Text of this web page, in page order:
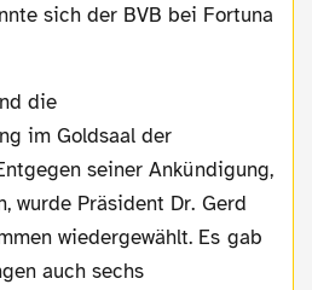
sich der BVB bei Fortuna
im Goldsaal der
seiner Ankündigung,
wurde Präsident Dr. Gerd
wiedergewählt. Es gab
auch sechs